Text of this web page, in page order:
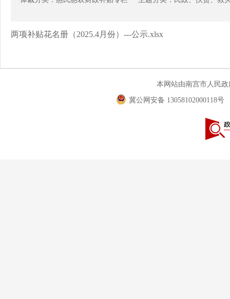
两项补贴花名册（2025.4月份）---公示.xlsx
本网站由南宫市人民
冀公网安备 13058102000118号